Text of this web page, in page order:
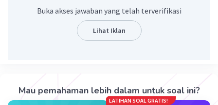
Kuning = 1
Buka akses jawaban yang telah terverifikasi
Lihat Iklan
Mau pemahaman lebih dalam untuk soal ini?
LATIHAN SOAL GRATIS!